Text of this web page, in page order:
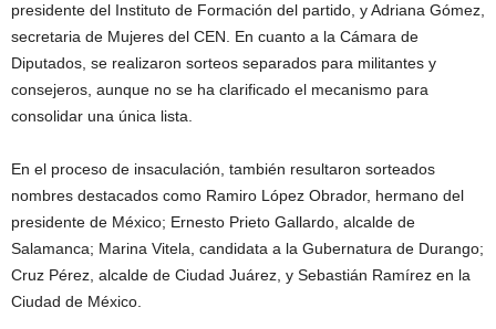
presidente del Instituto de Formación del partido, y Adriana Gómez,
secretaria de Mujeres del CEN. En cuanto a la Cámara de
Diputados, se realizaron sorteos separados para militantes y
consejeros, aunque no se ha clarificado el mecanismo para
consolidar una única lista.
En el proceso de insaculación, también resultaron sorteados
nombres destacados como Ramiro López Obrador, hermano del
presidente de México; Ernesto Prieto Gallardo, alcalde de
Salamanca; Marina Vitela, candidata a la Gubernatura de Durango;
Cruz Pérez, alcalde de Ciudad Juárez, y Sebastián Ramírez en la
Ciudad de México.